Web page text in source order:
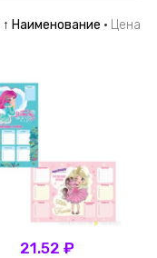
↑ Наименование · Цена
21.52 ₽